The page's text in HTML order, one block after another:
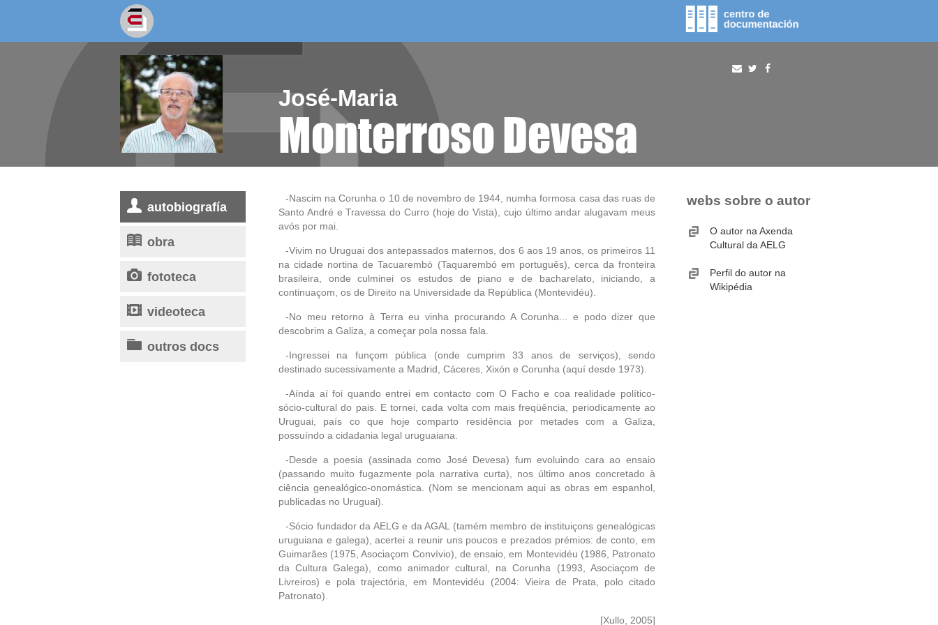
socios/as fototeca procura
José-Maria
Monterroso Devesa
autobiografía
obra
fototeca
videoteca
outros docs
-Nascim na Corunha o 10 de novembro de 1944, numha formosa casa das ruas de
Santo André e Travessa do Curro (hoje do Vista), cujo último andar alugavam meus
avós por mai.
-Vivim no Uruguai dos antepassados maternos, dos 6 aos 19 anos, os primeiros 11
na cidade nortina de Tacuarembó (Taquarembó em português), cerca da fronteira
brasileira, onde culminei os estudos de piano e de bacharelato, iniciando, a
continuaçom, os de Direito na Universidade da República (Montevidéu).
-No meu retorno à Terra eu vinha procurando A Corunha... e podo dizer que
descobrim a Galiza, a começar pola nossa fala.
-Ingressei na funçom pública (onde cumprim 33 anos de serviços), sendo
destinado sucessivamente a Madrid, Cáceres, Xixón e Corunha (aquí desde 1973).
-Aínda aí foi quando entrei em contacto com O Facho e coa realidade político-
sócio-cultural do pais. E tornei, cada volta com mais freqüência, periodicamente ao
Uruguai, país co que hoje comparto residência por metades com a Galiza,
possuíndo a cidadania legal uruguaiana.
-Desde a poesia (assinada como José Devesa) fum evoluindo cara ao ensaio
(passando muito fugazmente pola narrativa curta), nos último anos concretado à
ciência genealógico-onomástica. (Nom se mencionam aqui as obras em espanhol,
publicadas no Uruguai).
-Sócio fundador da AELG e da AGAL (tamém membro de instituiçons genealógicas
uruguiana e galega), acertei a reunir uns poucos e prezados prémios: de conto, em
Guimarães (1975, Asociaçom Convívio), de ensaio, em Montevidéu (1986, Patronato
da Cultura Galega), como animador cultural, na Corunha (1993, Asociaçom de
Livreiros) e pola trajectória, em Montevidéu (2004: Vieira de Prata, polo citado
Patronato).
[Xullo, 2005]
webs sobre o autor
O autor na Axenda
Cultural da AELG
Perfil do autor na
Wikipédia